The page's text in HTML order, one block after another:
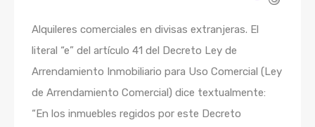
Alquileres comerciales en divisas extranjeras. El
literal “e” del artículo 41 del Decreto Ley de
Arrendamiento Inmobiliario para Uso Comercial (Ley
de Arrendamiento Comercial) dice textualmente:
“En los inmuebles regidos por este Decreto